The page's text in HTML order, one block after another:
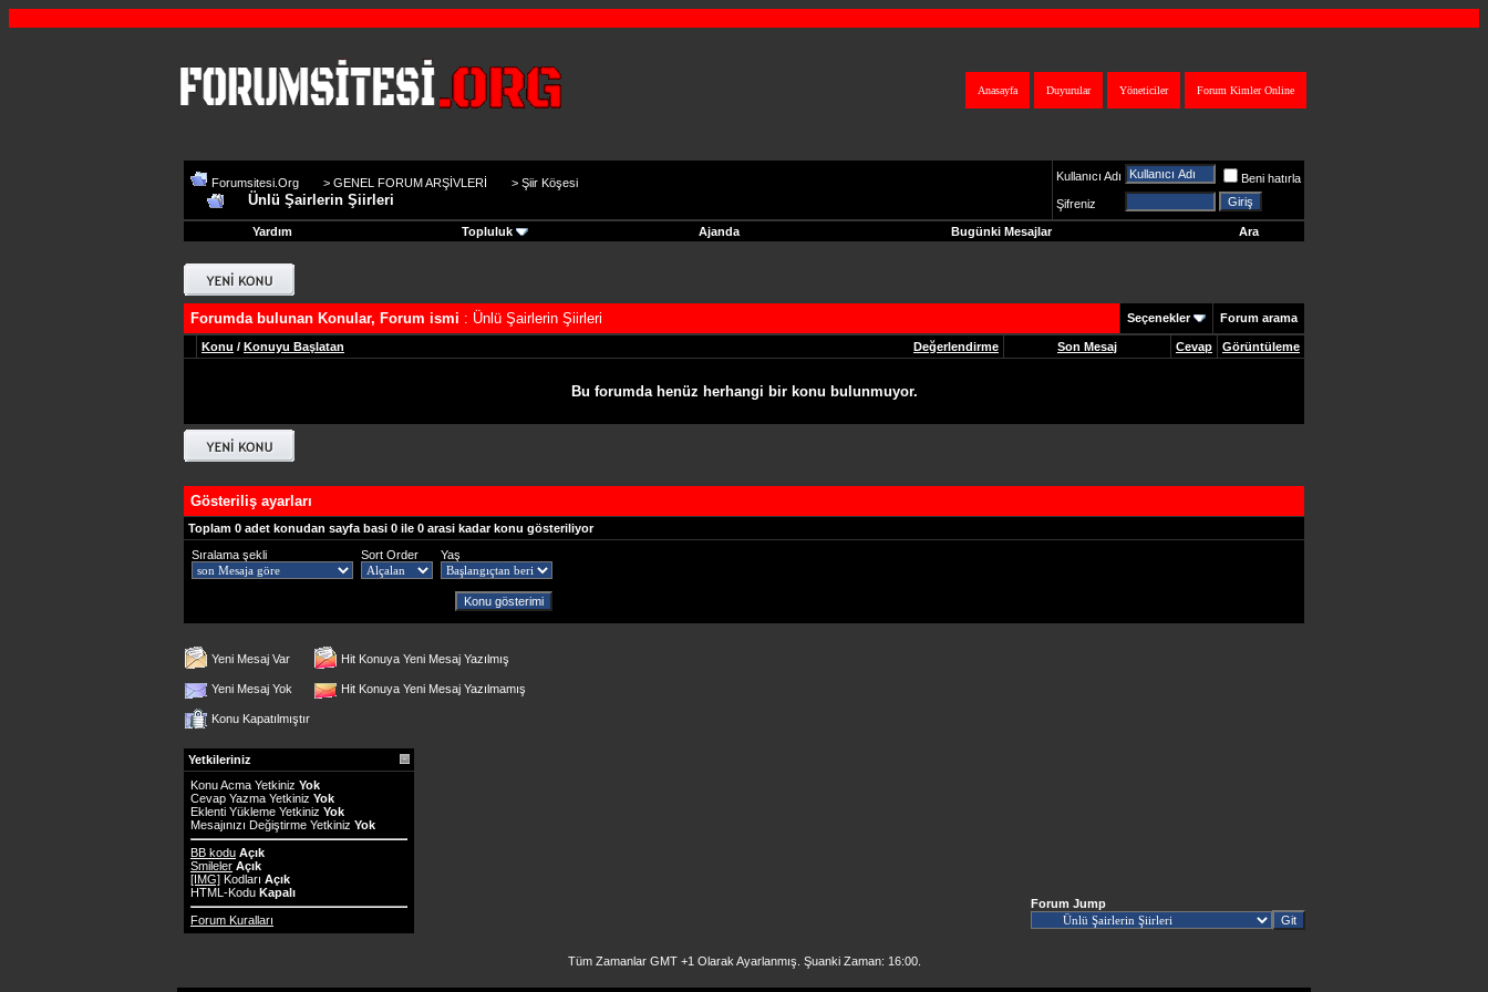
Forum Kimler Online
Yöneticiler
Duyurular
Anasayfa
Forumsitesi.Org > GENEL FORUM ARŞİVLERİ > Şiir Köşesi
Ünlü Şairlerin Şiirleri
Kullanıcı Adı
Beni hatırla
Şifreniz
Yardım Topluluk Ajanda Bugünki Mesajlar Ara
Forumda bulunan Konular, Forum ismi : Ünlü Şairlerin Şiirleri Seçenekler Forum arama
Değerlendirme
Konu / Konuyu Başlatan Son Mesaj Cevap Görüntüleme
Bu forumda henüz herhangi bir konu bulunmuyor.
Gösteriliş ayarları
Toplam 0 adet konudan sayfa basi 0 ile 0 arasi kadar konu gösteriliyor
Sıralama şekli
Sort Order Yaş
Yeni Mesaj Var Hit Konuya Yeni Mesaj Yazılmış
Yeni Mesaj Yok Hit Konuya Yeni Mesaj Yazılmamış
Konu Kapatılmıştır
Yetkileriniz
Konu Acma Yetkiniz Yok
Cevap Yazma Yetkiniz Yok
Eklenti Yükleme Yetkiniz Yok
Mesajınızı Değiştirme Yetkiniz Yok
BB kodu Açık
Smileler Açık
[IMG] Kodları Açık
HTML-Kodu Kapalı
Forum Kuralları
Forum Jump
Tüm Zamanlar GMT +1 Olarak Ayarlanmış. Şuanki Zaman: 16:00.